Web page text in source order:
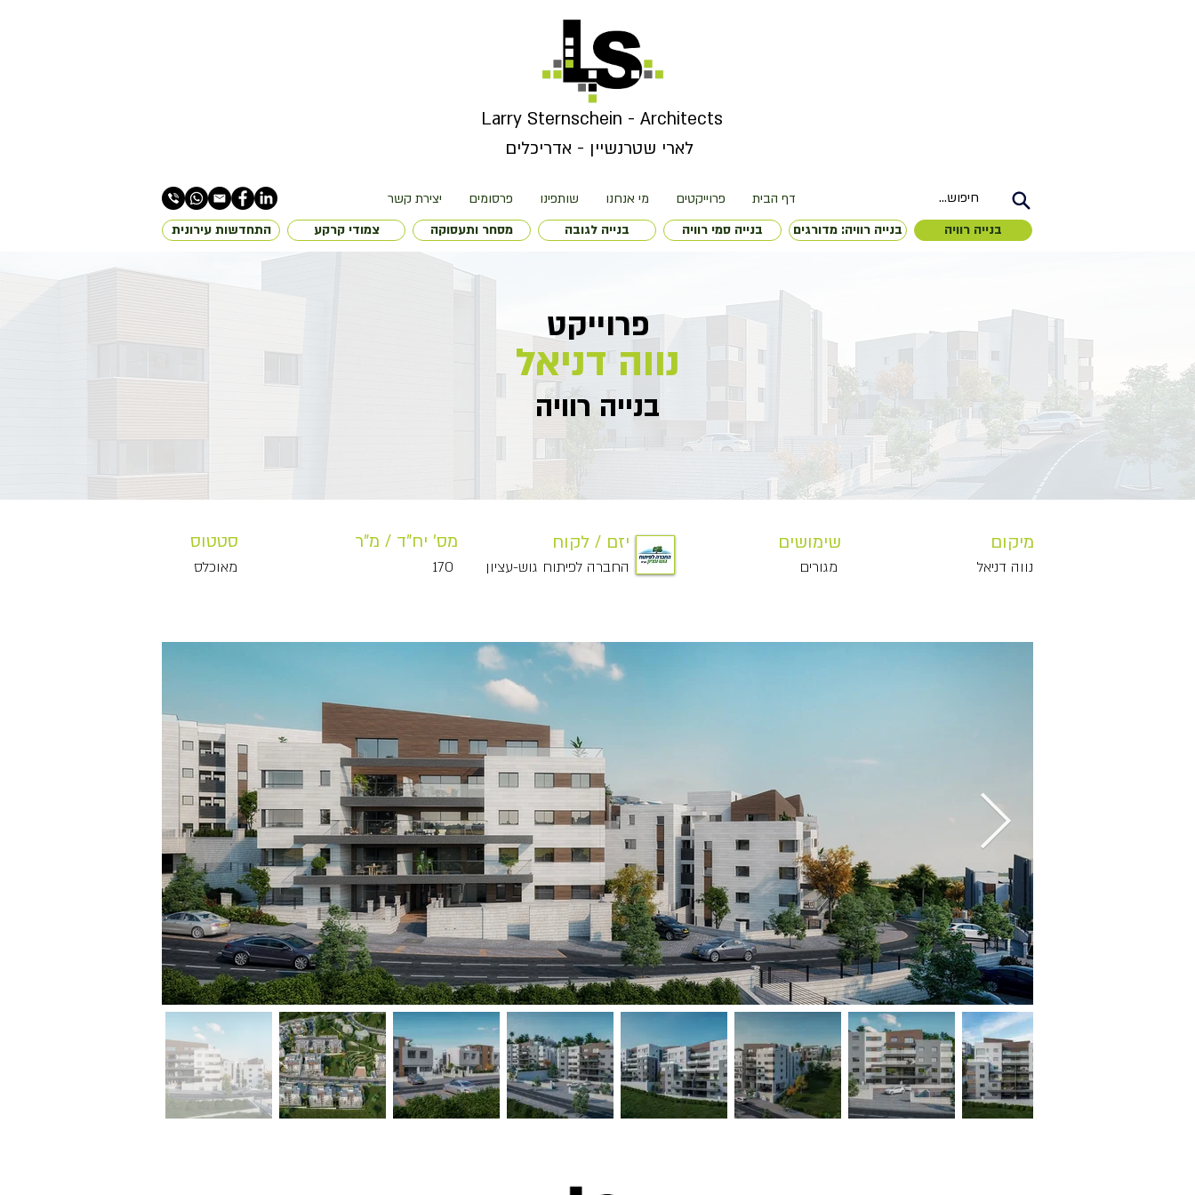
Larry Sternschein - Architects
דף הבית פרוייקטים מי אנחנו שותפינו פרסומים יצירת קשר
...חיפוש
התחדשות עירונית
צמודי קרקע מסחר ותעסוקה בנייה לגובה בנייה סמי רוויה בנייה רוויה: מדורגים בנייה רוויה
בנייה רוויה
נווה דניאל
פרוייקט
סטטוס מס' יח"ד / מ"ר יזם / לקוח
החברה לפיתוח גוש-עציון
שימושים מיקום
נווה דניאל 170 מאוכלס מגורים